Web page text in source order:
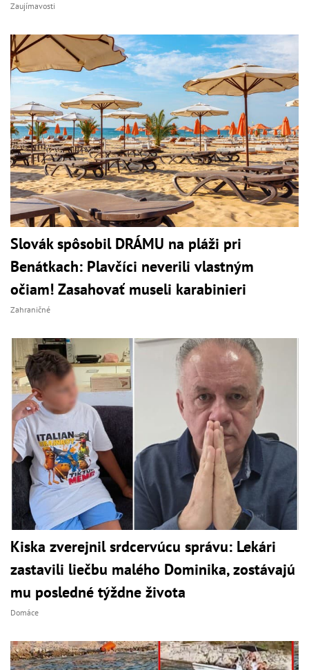
Zaujímavosti
Slovák spôsobil DRÁMU na pláži pri
Benátkach: Plavčíci neverili vlastným
očiam! Zasahovať museli karabinieri
Zahraničné
Kiska zverejnil srdcervúcu správu: Lekári
zastavili liečbu malého Dominika, zostávajú
mu posledné týždne života
Domáce